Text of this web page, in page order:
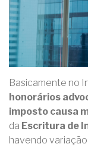
Basicamente no
honorários
imposto causa
da Escritura de
havendo